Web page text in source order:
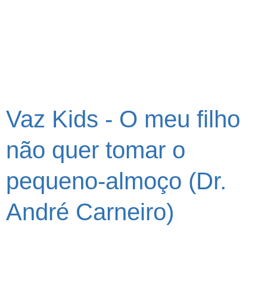
Vaz Kids - O meu filho
não quer tomar o
pequeno-almoço (Dr.
André Carneiro)